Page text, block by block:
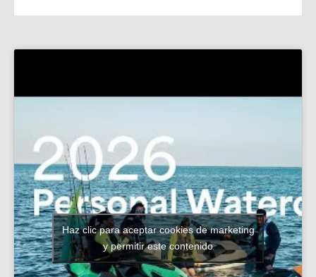
Haz clic para aceptar cookies de marketing
y permitir este contenido